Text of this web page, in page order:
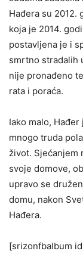
Hađera su 2012.
koja je 2014.
postavljena je i
smrtno stradalih
nije pronađeno
rata i poraća.
Iako malo,
mnogo truda
život. Sjećanjem
svoje domove,
upravo se
domu, nakon
Hađera.
[srizonfbalbum